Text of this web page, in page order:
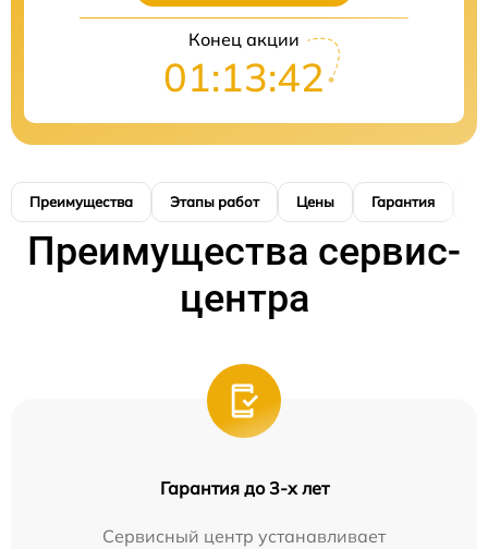
Конец акции
01:13:41
Преимущества Этапы работ Цены Гарантия
Преимущества сервис-
центра
Гарантия до 3-х лет
Сервисный центр устанавливает